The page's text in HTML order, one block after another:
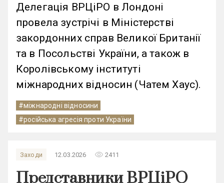
Делегація ВРЦіРО в Лондоні
провела зустрічі в Міністерстві
закордонних справ Великої Британії
та в Посольстві України, а також в
Королівському інституті
міжнародних відносин (Чатем Хаус).
#міжнародні відносини
#російська агресія проти України
Заходи 12.03.2026 remove_red_eye 2411
Представники ВРЦіРО